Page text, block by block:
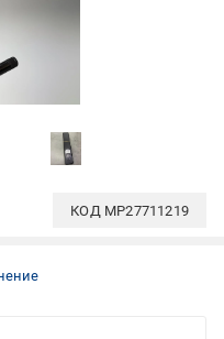
КОД MP27711219